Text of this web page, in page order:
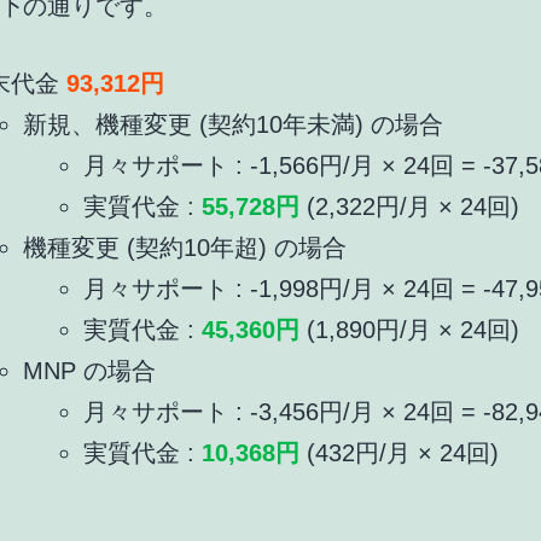
の通りです。
代金 93,312円
新規、機種変更 (契約10年未満) の場合
月々サポート : -1,566円/月 × 24回 = -
実質代金 : 55,728円 (2,322円/月 × 24回)
機種変更 (契約10年超) の場合
月々サポート : -1,998円/月 × 24回 = -
実質代金 : 45,360円 (1,890円/月 × 24回)
MNP の場合
月々サポート : -3,456円/月 × 24回 = -
実質代金 : 10,368円 (432円/月 × 24回)